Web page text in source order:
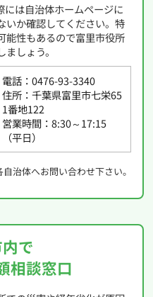
には自治体ホームページに
いか確認してください。特
能性もあるので富里市役所
しょう。
電話：0476-93-3340
住所：千葉県富里市七栄65
1番地122
営業時間：8:30～17:15
（平日）
治体へお問い合わせ下さい。
で
相談窓口